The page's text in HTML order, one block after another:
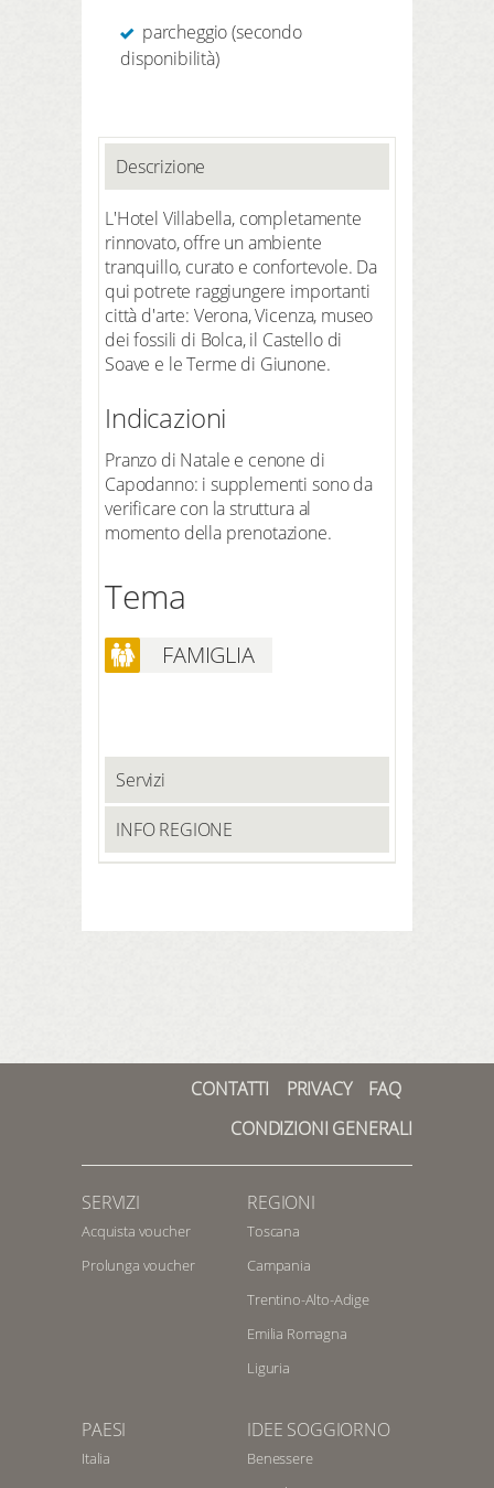
parcheggio (secondo
disponibilità)
Descrizione
L'Hotel Villabella, completamente
rinnovato, offre un ambiente
tranquillo, curato e confortevole. Da
qui potrete raggiungere importanti
città d'arte: Verona, Vicenza, museo
dei fossili di Bolca, il Castello di
Soave e le Terme di Giunone.
Indicazioni
Pranzo di Natale e cenone di
Capodanno: i supplementi sono da
verificare con la struttura al
momento della prenotazione.
Tema
FAMIGLIA
Servizi
INFO REGIONE
CONTATTI PRIVACY
FAQ
CONDIZIONI GENERALI
SERVIZI
Acquista voucher
Prolunga voucher
REGIONI
Toscana
Campania
Trentino-Alto-Adige
Emilia Romagna
Liguria
PAESI
Italia
IDEE SOGGIORNO
Benessere